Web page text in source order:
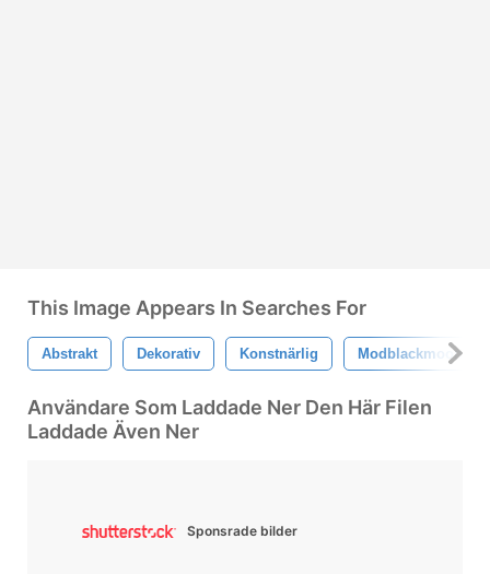
This Image Appears In Searches For
Abstrakt Dekorativ Konstnärlig Modblackmoon
Användare Som Laddade Ner Den Här Filen
Laddade Även Ner
Sponsrade bilder